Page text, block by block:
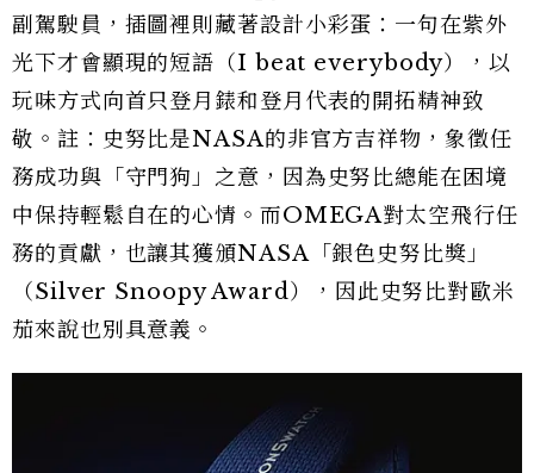
副駕駛員，插圖裡則藏著設計小彩蛋：一句在紫外
光下才會顯現的短語（I beat everybody），以
玩味方式向首只登月錶和登月代表的開拓精神致
敬。註：史努比是NASA的非官方吉祥物，象徵任
務成功與「守門狗」之意，因為史努比總能在困境
中保持輕鬆自在的心情。而OMEGA對太空飛行任
務的貢獻，也讓其獲頒NASA「銀色史努比獎」
（Silver Snoopy Award），因此史努比對歐米
茄來說也別具意義。